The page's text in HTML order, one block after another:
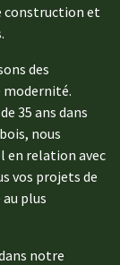
construction et
des
modernité.
35 ans dans
nous
relation avec
vos projets de
plus
notre